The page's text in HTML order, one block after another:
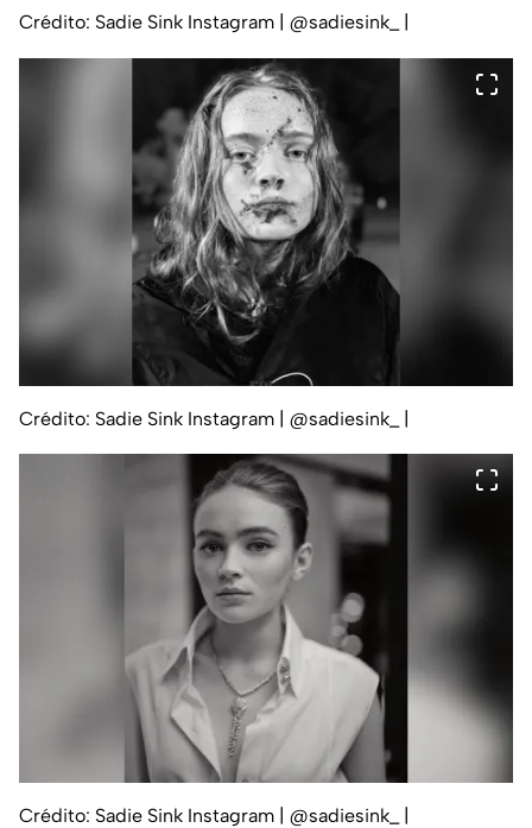
Crédito: Sadie Sink Instagram | @sadiesink_ |
Crédito: Sadie Sink Instagram | @sadiesink_ |
Crédito: Sadie Sink Instagram | @sadiesink_ |